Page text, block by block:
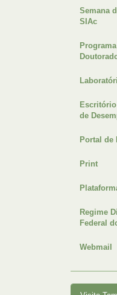
Semana
SIAc
de
Portal de
Print
Regime
Federal
Webmail